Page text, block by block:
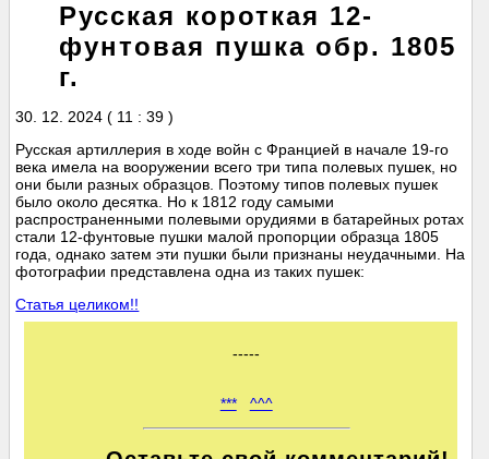
Русская короткая 12-
фунтовая пушка обр. 1805
г.
30. 12. 2024 ( 11 : 39 )
Русская артиллерия в ходе войн с Францией в начале 19-го
века имела на вооружении всего три типа полевых пушек, но
они были разных образцов. Поэтому типов полевых пушек
было около десятка. Но к 1812 году самыми
распространенными полевыми орудиями в батарейных ротах
стали 12-фунтовые пушки малой пропорции образца 1805
года, однако затем эти пушки были признаны неудачными. На
фотографии представлена одна из таких пушек:
Статья целиком!!
-----
*** ^^^